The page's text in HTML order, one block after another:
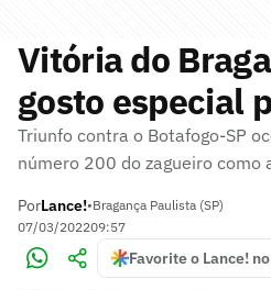
Vitória do
gosto especial
Triunfo contra o Botafogo-SP
número 200 do zagueiro como
PorLance!•Bragança Paulista (SP)
07/03/202209:57
Favorite o Lance!